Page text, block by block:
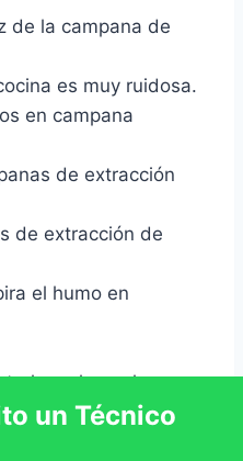
de la campana de
es muy ruidosa.
en campana
de extracción
de extracción de
el humo en
en el panel no
un Técnico